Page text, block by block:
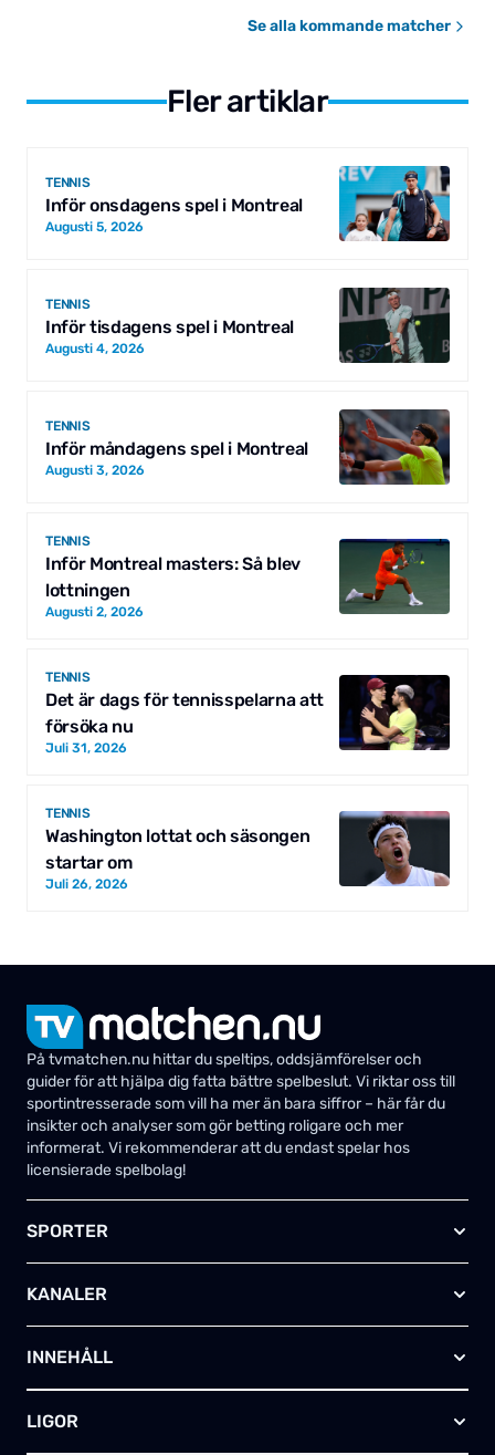
Se alla kommande matcher
Fler artiklar
TENNIS
Inför onsdagens spel i Montreal
Augusti 5, 2026
TENNIS
Inför tisdagens spel i Montreal
Augusti 4, 2026
TENNIS
Inför måndagens spel i Montreal
Augusti 3, 2026
TENNIS
Inför Montreal masters: Så blev
lottningen
Augusti 2, 2026
TENNIS
Det är dags för tennisspelarna att
försöka nu
Juli 31, 2026
TENNIS
Washington lottat och säsongen
startar om
Juli 26, 2026
På tvmatchen.nu hittar du speltips, oddsjämförelser och
guider för att hjälpa dig fatta bättre spelbeslut. Vi riktar oss till
sportintresserade som vill ha mer än bara siffror – här får du
insikter och analyser som gör betting roligare och mer
informerat. Vi rekommenderar att du endast spelar hos
licensierade spelbolag!
SPORTER
Ishockey
Amerikansk fotboll
Basket
KANALER
TV4 Play Sport Total
Kanal 5
HBO Max (SE)
INNEHÅLL
Kontakta oss
LIGOR